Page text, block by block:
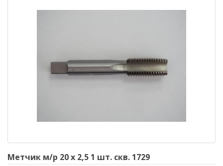
Метчик м/р 20 х 2,5 1 шт. скв. 1729